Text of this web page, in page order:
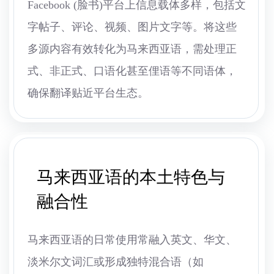
Facebook (脸书)平台上信息载体多样，包括文
字帖子、评论、视频、图片文字等。将这些
多源内容有效转化为马来西亚语，需处理正
式、非正式、口语化甚至俚语等不同语体，
确保翻译贴近平台生态。
马来西亚语的本土特色与
融合性
马来西亚语的日常使用常融入英文、华文、
淡米尔文词汇或形成独特混合语（如